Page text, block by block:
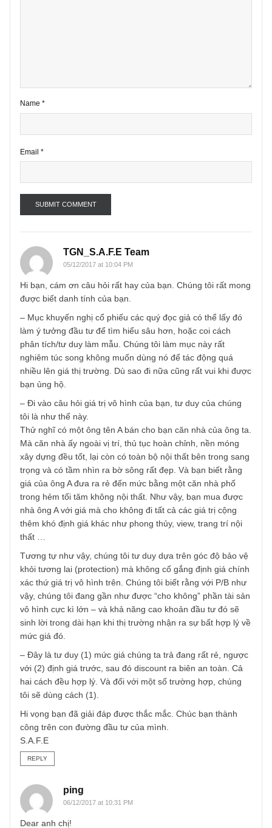
Name*
Email
TGN_S.A.F.E Team
Hi bạn, cám ơn câu hỏi rất hay của bạn. Chúng tôi rất
được biết danh tính của bạn.
– Mục khuyến nghị cổ phiếu các quý đọc giả có thể lấy đó
làm ý tưởng đầu tư để tìm hiểu sâu hơn, hoặc coi cách
phân tích/tư duy làm mẫu. Chúng tôi làm mục này rất
nghiêm túc song không muốn dùng nó để tác động quá
nhiều lên giá thị trường. Dù sao đi nữa cũng rất vui khi
bạn ủng hộ.
– Đi vào câu hỏi giá trị vô hình của bạn, tư duy của chúng
tôi là như thế này.
Thử nghĩ có một ông tên A bán cho bạn căn nhà của ông
Mà căn nhà ấy ngoài vị trí, thủ tục hoàn chỉnh, nền móng
xây dựng đều tốt, lại còn có toàn bộ nội thất bên trong
trọng và có tầm nhìn ra bờ sông rất đẹp. Và bạn biết rằng
giá của ông A đưa ra rẻ đến mức bằng một căn nhà phố
trong hẻm tối tăm không nội thất. Như vậy, bạn mua được
nhà ông A với giá mà cho không đi tất cả các giá trị cộng
thêm khó định giá khác như phong thủy, view, trang trí nội
thất …
khỏi tương lai (protection) mà không cố gắng định giá
xác thứ giá trị vô hình trên. Chúng tôi biết rằng với P/B
vậy, chúng tôi đang gần như được “cho không” phần tài
vô hình cực kì lớn – và khả năng cao khoản đầu tư đó sẽ
mức giá đó.